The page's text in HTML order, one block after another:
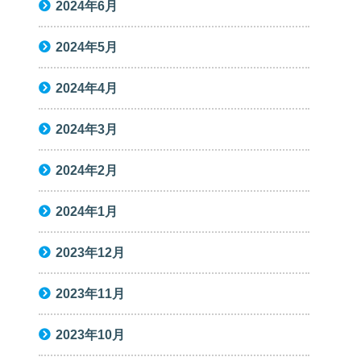
2024年6月
2024年5月
2024年4月
2024年3月
2024年2月
2024年1月
2023年12月
2023年11月
2023年10月